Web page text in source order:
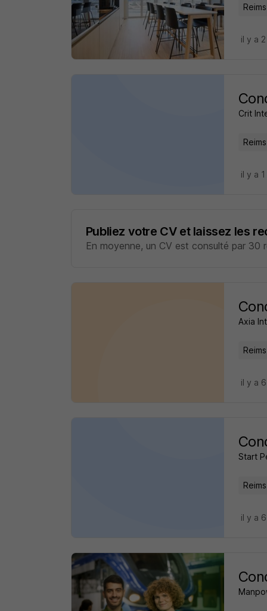
il y a
Crit
il y a
Publiez votre CV et laissez les
En moyenne, un CV est consulté par 30
Axia
il y a
Start
il y a